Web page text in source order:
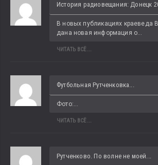
История радиовещания: Донецк
В новых публикациях краеведа
дана новая информация о...
ЧИТАТЬ ВСЁ...
Футбольная Рутченковка...
Фото:...
ЧИТАТЬ ВСЁ...
Рутченково. По волне не моей...